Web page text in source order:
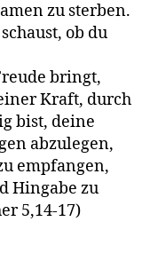
zu sterben.
ob du
bringt,
Kraft, durch
bist, deine
abzulegen,
empfangen,
Hingabe zu
5,14-17)